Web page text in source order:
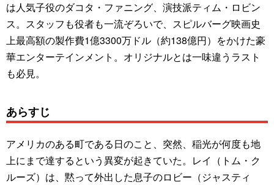
は人気子役のダコタ・ファニング、演技派ティム・ロビン
ス。スタッフも役者も一流ぞろいで、スピルバーグ映画史
上最高額の製作費1億3300万ドル（約138億円）をかけた豪
華エンターテインメント。オリジナルとは一味違うラスト
も必見。
あらすじ
アメリカのある町である日のこと、突然、稲光が何度も地
上にまで達するという異変が起きていた。レイ（トム・ク
ルーズ）は、黙って外出した息子のロビー（ジャスティ